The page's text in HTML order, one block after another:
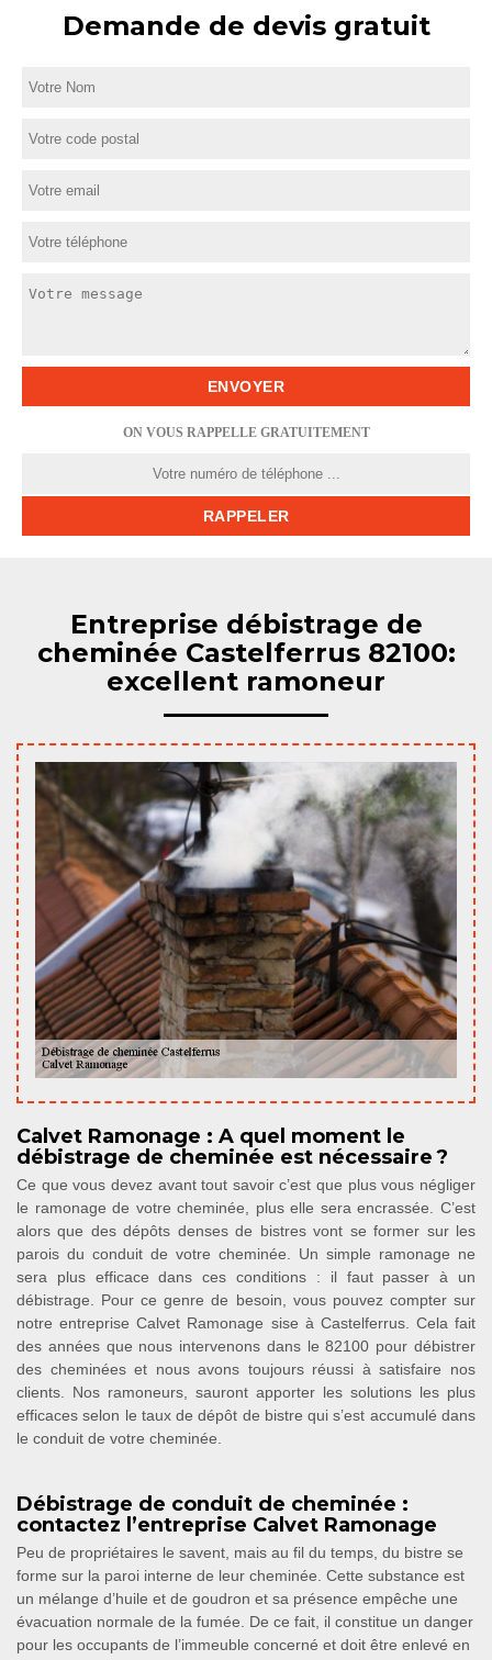
Demande de devis gratuit
ON VOUS RAPPELLE GRATUITEMENT
Entreprise débistrage de
cheminée Castelferrus 82100:
excellent ramoneur
Calvet Ramonage : A quel moment le
débistrage de cheminée est nécessaire ?
Ce que vous devez avant tout savoir c’est que plus vous négliger
le ramonage de votre cheminée, plus elle sera encrassée. C’est
alors que des dépôts denses de bistres vont se former sur les
parois du conduit de votre cheminée. Un simple ramonage ne
sera plus efficace dans ces conditions : il faut passer à un
débistrage. Pour ce genre de besoin, vous pouvez compter sur
notre entreprise Calvet Ramonage sise à Castelferrus. Cela fait
des années que nous intervenons dans le 82100 pour débistrer
des cheminées et nous avons toujours réussi à satisfaire nos
clients. Nos ramoneurs, sauront apporter les solutions les plus
efficaces selon le taux de dépôt de bistre qui s’est accumulé dans
le conduit de votre cheminée.
Débistrage de conduit de cheminée :
contactez l’entreprise Calvet Ramonage
Peu de propriétaires le savent, mais au fil du temps, du bistre se
forme sur la paroi interne de leur cheminée. Cette substance est
un mélange d’huile et de goudron et sa présence empêche une
évacuation normale de la fumée. De ce fait, il constitue un danger
pour les occupants de l’immeuble concerné et doit être enlevé en